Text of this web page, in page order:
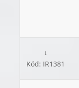
↓
Kód: IR1381